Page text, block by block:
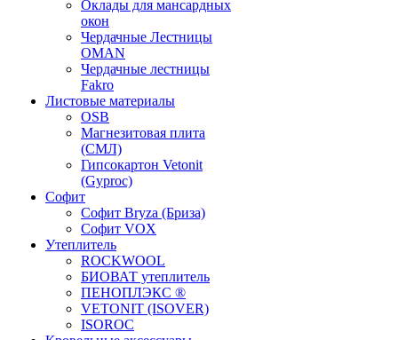
Оклады для мансардных
окон
Чердачные Лестницы
OMAN
Чердачные лестницы
Fakro
Листовые материалы
OSB
Магнезитовая плита
(СМЛ)
Гипсокартон Vetonit
(Gyproc)
Софит
Софит Bryza (Бриза)
Софит VOX
Утеплитель
ROCKWOOL
БИОВАТ утеплитель
ПЕНОПЛЭКС ®
VETONIT (ISOVER)
ISOROC